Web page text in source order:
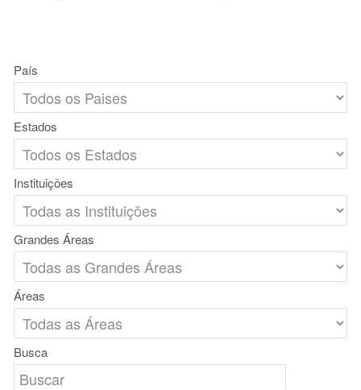
País
Estados
Instituições
Grandes Áreas
Áreas
Busca